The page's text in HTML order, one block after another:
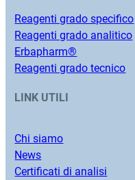
Reagenti grado specifico
Reagenti grado analitico
Erbapharm®
Reagenti grado tecnico
LINK UTILI
Chi siamo
News
Certificati di analisi